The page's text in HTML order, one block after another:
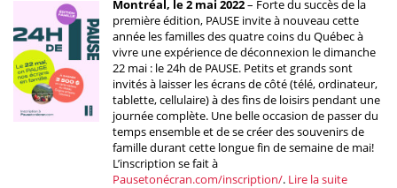
Montréal, le 2 mai 2022– Forte du succès de la
première édition, PAUSE invite à nouveau cette
année les familles des quatre coins du Québec à
vivre une expérience de déconnexion le dimanche
22 mai : le 24h de PAUSE. Petits et grands sont
invités à laisser les écrans de côté (télé, ordinateur,
tablette, cellulaire) à des fins de loisirs pendant une
journée complète. Une belle occasion de passer du
temps ensemble et de se créer des souvenirs de
famille durant cette longue fin de semaine de mai!
L’inscription se fait à
Pausetonécran.com/inscription/. Lire la suite